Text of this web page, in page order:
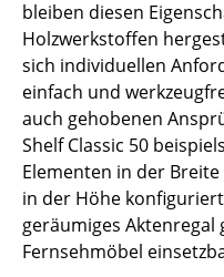
Kindertische
Gartentische
Servierwagen
Einzelteile
... alle Tische
Aufbewahren
bleiben diesen
Holzwerkstoffen
sich individuellen
einfach und
auch gehobenen
Shelf Classic 50
Elementen in der
in der Höhe
geräumiges Aktenregal
Fernsehmöbel